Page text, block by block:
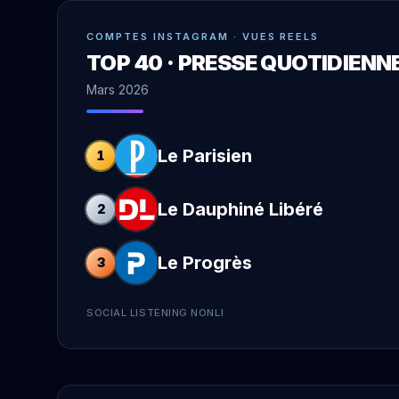
COMPTES INSTAGRAM · VUES REELS
TOP 40 · PRESSE
Mars 2026
1 Le Parisien
2 Le Dauphiné Libéré
3 Le Progrès
SOCIAL LISTENING NONLI